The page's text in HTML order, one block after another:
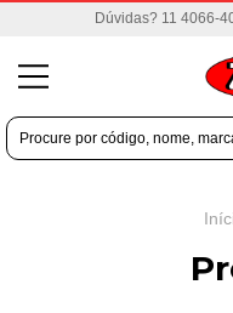
Dúvidas? 11 4066-